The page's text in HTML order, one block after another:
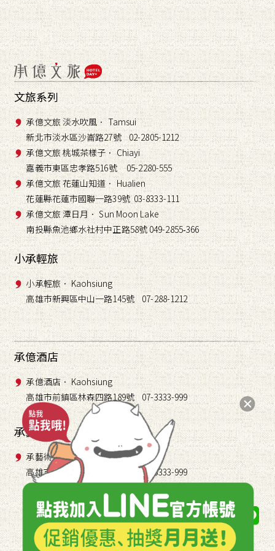
文旅系列
承億文旅 淡水吹風． Tamsui
新北市淡水區沙崙路27號 02-2805-1212
承億文旅 桃城茶樣子． Chiayi
嘉義市東區忠孝路516號 05-2280-555
承億文旅 花蓮山知道． Hualien
花蓮縣花蓮市國聯一路39號 03-8333-111
承億文旅 潭日月． Sun Moon Lake
南投縣魚池鄉水社村中正路58號 049-2855-366
小承輕旅
小承輕旅． Kaohsiung
高雄市新興區中山一路145號 07-288-1212
承億酒店
承億酒店． Kaohsiung
高雄市前鎮區林森四路189號 07-3333-999
承藝術
承藝術． TAI Gallery
高雄市前鎮區林森四路189號 07-3333-999
關注我們